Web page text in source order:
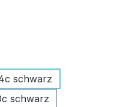
schwarz
schwarz